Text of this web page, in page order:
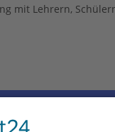
mit Lehrern,